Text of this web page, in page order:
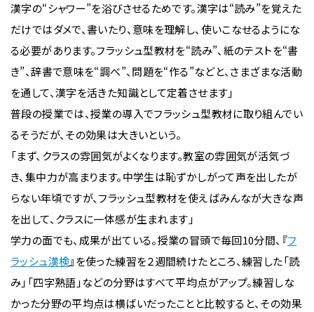
漢字の“シャワー”を浴びさせるためです。漢字は“読み”を覚えた
だけではダメで、書いたり、意味を理解し、使いこなせるようにな
る必要があります。フラッシュ型教材を“読み”、紙のテストを“書
き”、辞書で意味を“調べ”、問題を“作る”などと、さまざまな活動
を通して、漢字を活きた知識として定着させます」
普段の授業では、授業の導入でフラッシュ型教材に取り組んでい
るそうだが、その効果は大きいという。
「まず、クラスの雰囲気がよくなります。教室の雰囲気が活気づ
き、集中力が高まります。中学生は恥ずかしがって声を出したが
らない年頃ですが、フラッシュ型教材を使えばみんなが大きな声
を出して、クラスに一体感が生まれます」
学力の面でも、成果が出ている。授業の冒頭で毎回10分間、『フ
ラッシュ漢検』を使った練習を２週間続けたところ、練習した「読
み」「四字熟語」などの分野はすべて平均点がアップ。練習しな
かった分野の平均点は横ばいだったことと比較すると、その効果